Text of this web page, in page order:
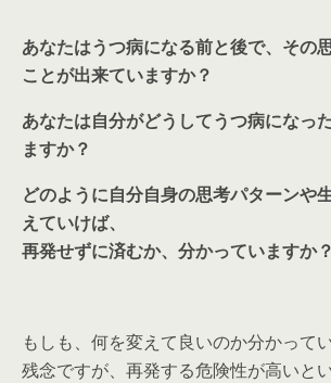
あなたはうつ病になる前と後で、その
ことが出来ていますか？
あなたは自分がどうしてうつ病になっ
ますか？
どのように自分自身の思考パターンや
えていけば、
再発せずに済むか、分かっていますか？
もしも、何を変えて良いのか分かって
残念ですが、再発する危険性が高いとい